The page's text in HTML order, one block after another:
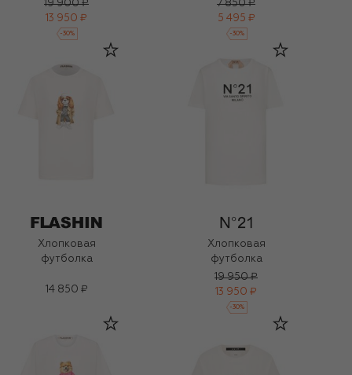
19 900 ₽
13 950 ₽
-30%
7 850 ₽
5 495 ₽
-30%
Хлопковая
футболка
14 850 ₽
Хлопковая
футболка
19 950 ₽
13 950 ₽
-30%